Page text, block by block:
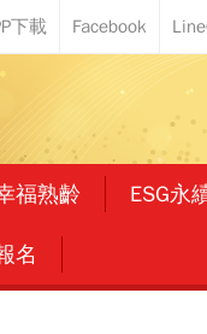
福熟齡 ESG永
名